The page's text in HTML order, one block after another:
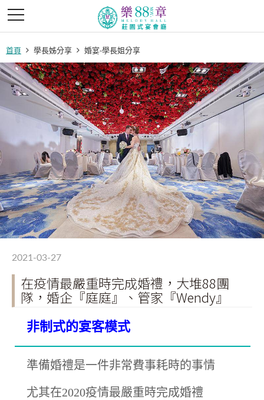
首頁 學長姊分享 婚宴-學長姐分享
2021-03-27
在疫情最嚴重時完成婚禮，大堆88團
隊，婚企『庭庭』、管家『Wendy』
非制式的宴客模式
準備婚禮是一件非常費事耗時的事情
尤其在2020疫情最嚴重時完成婚禮